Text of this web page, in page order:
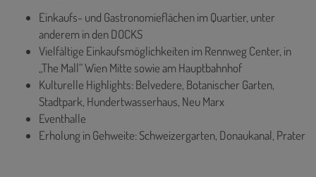
Einkaufs- und Gastronomieflächen im Quartier, unter
anderem in den DOCKS
Vielfältige Einkaufsmöglichkeiten im Rennweg Center, in
„The Mall“ Wien Mitte sowie am Hauptbahnhof
Kulturelle Highlights: Belvedere, Botanischer Garten,
Stadtpark, Hundertwasserhaus, Neu Marx
Eventhalle
Erholung in Gehweite: Schweizergarten, Donaukanal, Prater